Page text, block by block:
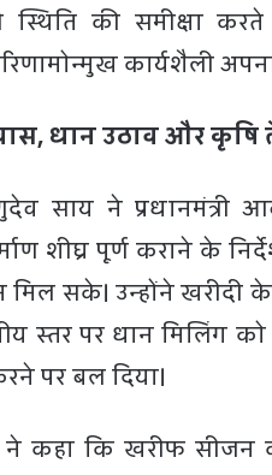
स्थिति की समीक्षा
कार्यशैली
धान उठाव और कृषि
साय ने
शीघ्र पूर्ण कराने के
सके। उन्होंने खरीदी
स्तर पर धान मिलिंग
पर बल दिया।
ने कहा कि खरीफ